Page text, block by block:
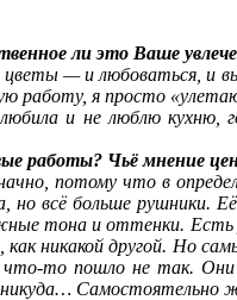
ли это Ваше
— и любоваться, и
работу, я просто
и не люблю
работы? Чьё мнение
потому что в
всё больше рушники.
тона и оттенки. Есть
никакой другой. Но
что-то пошло не так.
Самостоятельно